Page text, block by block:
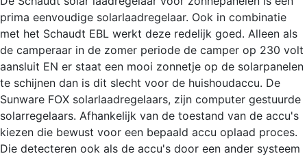
prima eenvoudige solarlaadregelaar. Ook in combinatie
met het Schaudt EBL werkt deze redelijk goed. Alleen als
de camperaar in de zomer periode de camper op 230 volt
aansluit EN er staat een mooi zonnetje op de solarpanelen
te schijnen dan is dit slecht voor de huishoudaccu. De
Sunware FOX solarlaadregelaars, zijn computer gestuurde
solarregelaars. Afhankelijk van de toestand van de accu's
kiezen die bewust voor een bepaald accu oplaad proces.
Die detecteren ook als de accu's door een ander systeem